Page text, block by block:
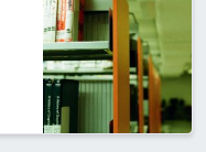
E 10 LUGLIO}